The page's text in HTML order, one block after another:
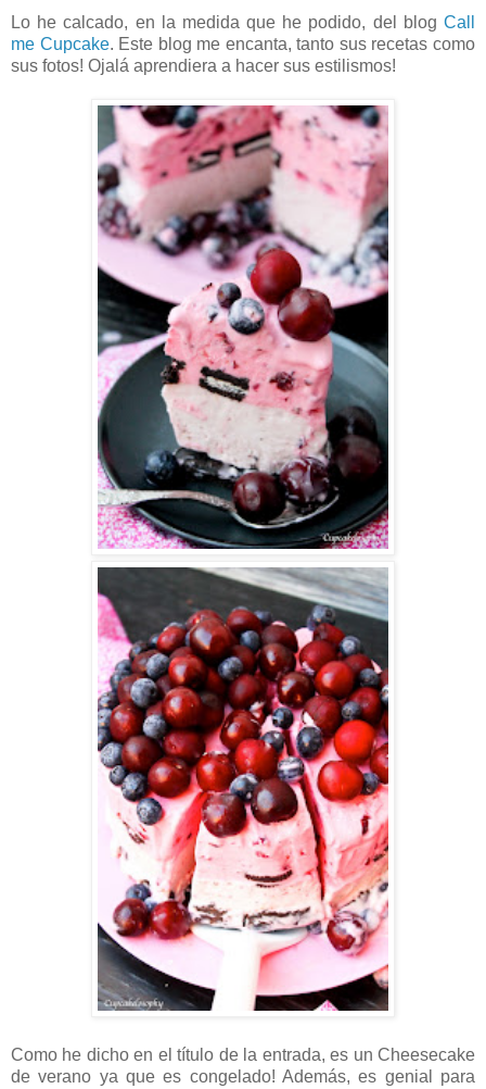
Lo he calcado, en la medida que he podido, del blog Call
me Cupcake. Este blog me encanta, tanto sus recetas como
sus fotos! Ojalá aprendiera a hacer sus estilismos!
Como he dicho en el título de la entrada, es un Cheesecake
de verano ya que es congelado! Además, es genial para